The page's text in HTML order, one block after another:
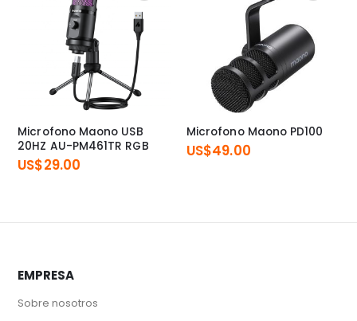
Microfono Maono USB
20HZ AU-PM461TR RGB
US$29.00
Microfono Maono PD100
US$49.00
EMPRESA
Sobre nosotros